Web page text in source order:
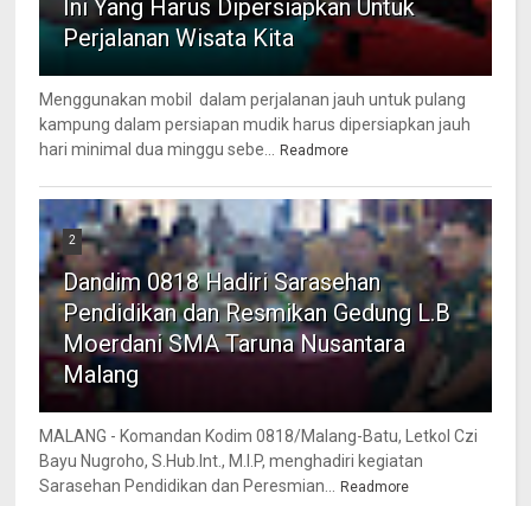
Ini Yang Harus Dipersiapkan Untuk
Perjalanan Wisata Kita
Menggunakan mobil dalam perjalanan jauh untuk pulang
kampung dalam persiapan mudik harus dipersiapkan jauh
hari minimal dua minggu sebe...
Readmore
2
Dandim 0818 Hadiri Sarasehan
Pendidikan dan Resmikan Gedung L.B
Moerdani SMA Taruna Nusantara
Malang
MALANG - Komandan Kodim 0818/Malang-Batu, Letkol Czi
Bayu Nugroho, S.Hub.Int., M.I.P, menghadiri kegiatan
Sarasehan Pendidikan dan Peresmian...
Readmore